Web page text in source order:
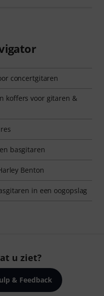
concertgitaren
koffers voor gitaren &
basgitaren
Benton
in een oogopslag
u ziet?
& Feedback